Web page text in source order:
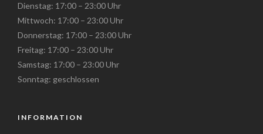
Dienstag: 17:00 – 23:00 Uhr
Mittwoch: 17:00 – 23:00 Uhr
Donnerstag: 17:00 – 23:00 Uhr
Freitag: 17:00 – 23:00 Uhr
Samstag: 17:00 – 23:00 Uhr
Sonntag: geschlossen
INFORMATION